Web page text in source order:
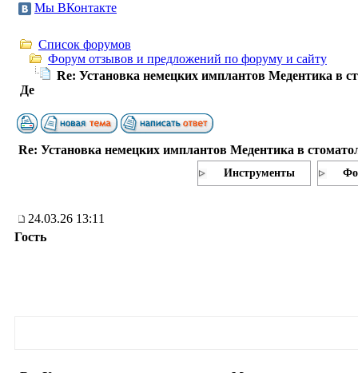
Мы ВКонтакте
Список форумов
Форум отзывов и предложений по форуму и сайту
Re: Установка немецких имплантов Медентика в
Де
Re: Установка немецких имплантов Медентика в
Инструменты
24.03.26 13:11
Гость